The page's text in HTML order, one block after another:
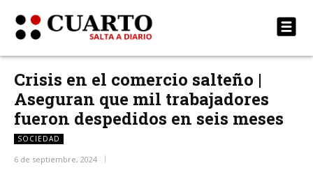
Crisis en el comercio salteño |
Aseguran que mil trabajadores
fueron despedidos en seis meses
SOCIEDAD
6 de septiembre, 2024